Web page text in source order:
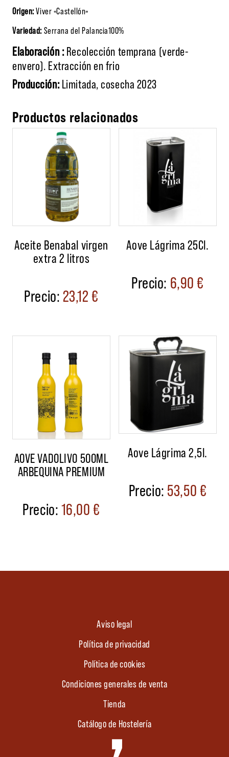
Origen:Viver «Castellón»
Variedad: Serrana del Palancia100%
Elaboración :Recolección temprana (verde-
envero). Extracción en frio
Producción:Limitada, cosecha 2023
Productos relacionados
Aceite Benabal virgen
extra 2 litros
23,12€
Aove Lágrima 25Cl.
6,90€
AOVE VADOLIVO 500ML
ARBEQUINA PREMIUM
16,00€
Aove Lágrima 2,5l.
53,50€
Aviso legal
Política de privacidad
Política de cookies
Condiciones generales de venta
Tienda
Catálogo de Hostelería